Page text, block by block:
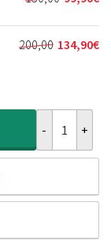
110,00€
74,90€.
Preis
war:
150,00€
Aktueller
Preis
ist:
99,90€.
200,00 134,90€
Aktueller